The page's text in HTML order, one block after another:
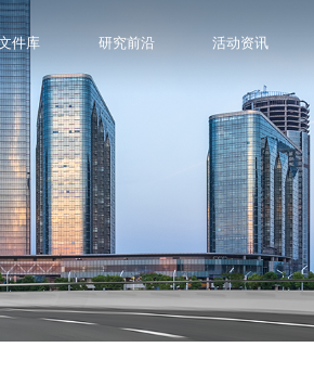
件库 研究前沿 活动资讯